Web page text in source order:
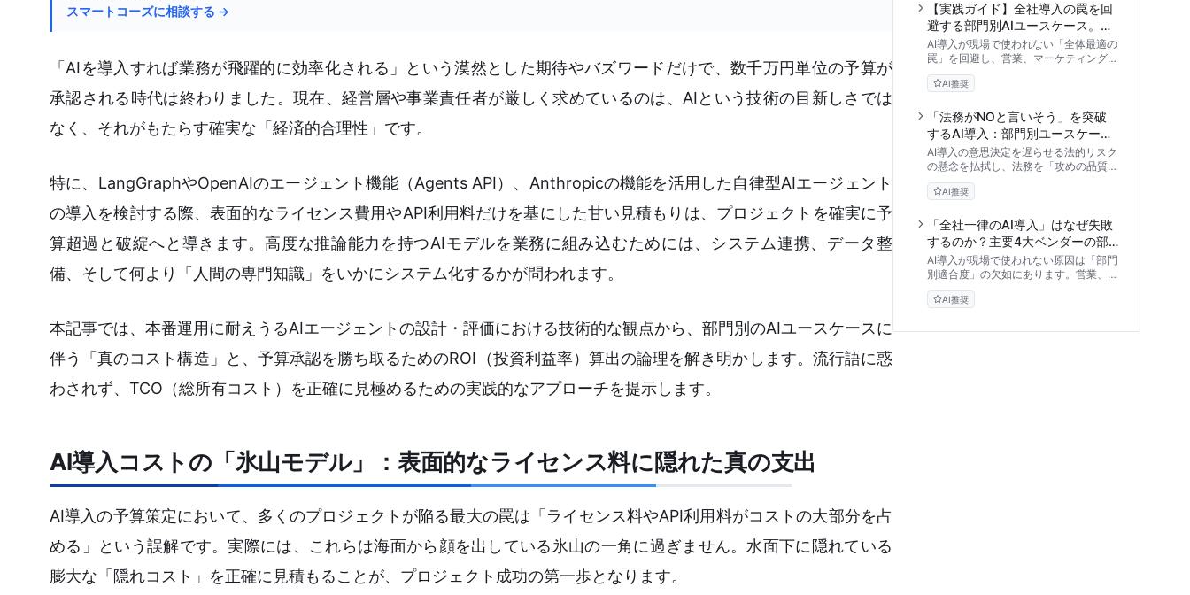
スマートコーズに相談する →
「AIを導入すれば業務が飛躍的に効率化される」という漠然とした期待やバズワードだけで、数千万円単位の予算が
承認される時代は終わりました。現在、経営層や事業責任者が厳しく求めているのは、AIという技術の目新しさでは
なく、それがもたらす確実な「経済的合理性」です。
特に、LangGraphやOpenAIのエージェント機能（Agents API）、Anthropicの機能を活用した自律型AIエージェント
の導入を検討する際、表面的なライセンス費用やAPI利用料だけを基にした甘い見積もりは、プロジェクトを確実に予
算超過と破綻へと導きます。高度な推論能力を持つAIモデルを業務に組み込むためには、システム連携、データ整
備、そして何より「人間の専門知識」をいかにシステム化するかが問われます。
本記事では、本番運用に耐えうるAIエージェントの設計・評価における技術的な観点から、部門別のAIユースケースに
伴う「真のコスト構造」と、予算承認を勝ち取るためのROI（投資利益率）算出の論理を解き明かします。流行語に惑
わされず、TCO（総所有コスト）を正確に見極めるための実践的なアプローチを提示します。
AI導入コストの「氷山モデル」：表面的なライセンス料に隠れた真の支出
AI導入の予算策定において、多くのプロジェクトが陥る最大の罠は「ライセンス料やAPI利用料がコストの大部分を占
める」という誤解です。実際には、これらは海面から顔を出している氷山の一角に過ぎません。水面下に隠れている
膨大な「隠れコスト」を正確に見積もることが、プロジェクト成功の第一歩となります。
【実践ガイド】全社導入の罠を回
避する部門別AIユースケース。現
場主導で進める3フェーズと実装
形態の比較評価
AI導入が現場で使われない「全体最適の
罠」を回避し、営業、マーケティング、
バックオフィスなど部門別に最適化され
たユースケースを徹底解説。現場主導で
SaaSとAPI開発の比較検証、ハルシネ
ーション対策まで、DX推進担当者が知
るべき実践的アプローチを提供します。
AI推奨
「法務がNOと言いそう」を突破
するAI導入：部門別ユースケース
の法的リスク評価と攻めのガバナ
ンス構築
AI導入の意思決定を遅らせる法的リスク
の懸念を払拭し、法務を「攻めの品質管
理」として再定義するアプローチを解説
します。営業・開発・人事など部門別の
階のリスク判定フレームワーク、システ
ム的なガードレール設計まで、現場の利
便性と安全性を両立させる知見を提供し
ます。
AI推奨
「全社一律のAI導入」はなぜ失敗
するのか？主要4大ベンダーの部
門別適合度と業務フロー別選定ア
プローチ
AI導入が現場で使われない原因は「部門
別適合度」の欠如にあります。営業、マ
ーケ、法務など部門ごとの業務フローに
最適なAIはどれか。主要4大ベンダーの
し、実践的な選定基準を解説します。
AI推奨